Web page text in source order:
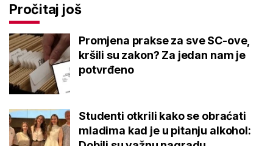
Pročitaj još
Promjena prakse za sve SC-ove,
kršili su zakon? Za jedan nam je
potvrđeno
Studenti otkrili kako se obraćati
mladima kad je u pitanju alkohol: